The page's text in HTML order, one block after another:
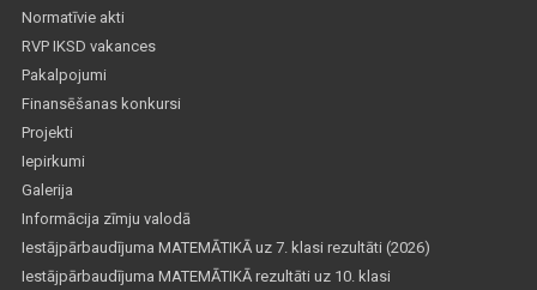
Normatīvie akti
RVP IKSD vakances
Pakalpojumi
Finansēšanas konkursi
Projekti
Iepirkumi
Galerija
Informācija zīmju valodā
Iestājpārbaudījuma MATEMĀTIKĀ uz 7. klasi rezultāti (2026)
Iestājpārbaudījuma MATEMĀTIKĀ rezultāti uz 10. klasi